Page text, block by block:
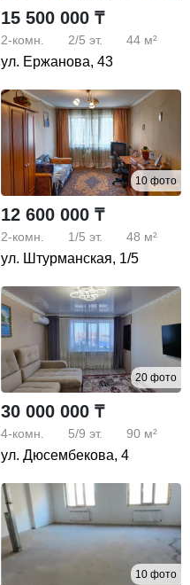
15 500 000 ₸
2-комн. 2/5 эт. 44 м²
ул. Ержанова, 43
10 фото
12 600 000 ₸
2-комн. 1/5 эт. 48 м²
ул. Штурманская, 1/5
20 фото
30 000 000 ₸
4-комн. 5/9 эт. 90 м²
ул. Дюсембекова, 4
10 фото